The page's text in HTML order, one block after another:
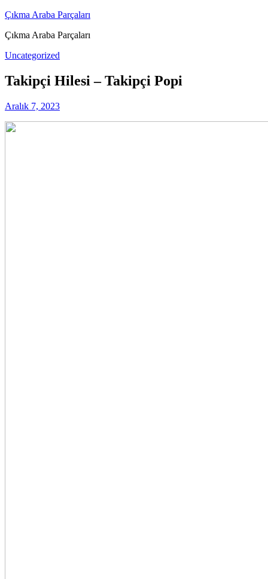
Skip
content
Çıkma Araba Parçaları
Çıkma Araba Parçaları
Uncategorized
Takipçi Hilesi – Takipçi Popi
Aralık 7, 2023